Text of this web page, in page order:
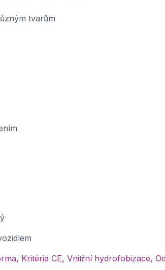
tvarům
Kritéria CE, Vnitřní hydrofobizace,